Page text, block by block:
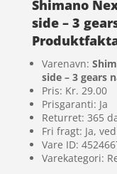
Shimano
side – 3
Varenavn:
side – 3 gears
Pris: Kr. 29.00
Prisgaranti: Ja
Returret: 365
Fri fragt: Ja,
Vare ID:
Varekategori: